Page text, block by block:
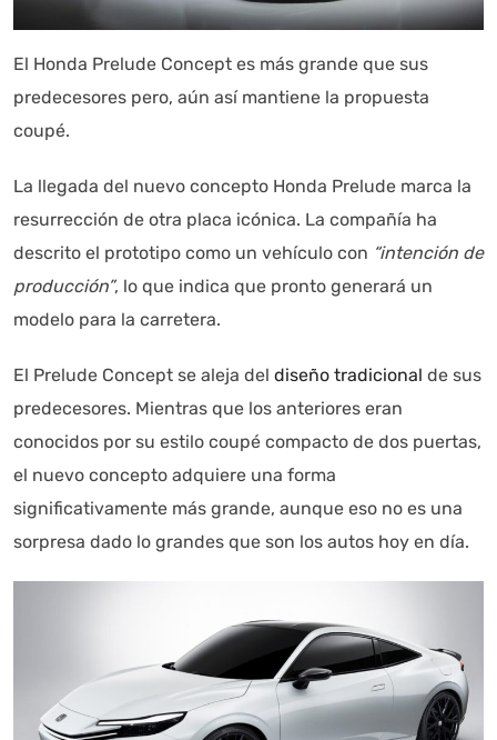
El Honda Prelude Concept es más grande que sus
predecesores pero, aún así mantiene la propuesta
coupé.
La llegada del nuevo concepto Honda Prelude marca la
resurrección de otra placa icónica. La compañía ha
descrito el prototipo como un vehículo con “intención de
producción”, lo que indica que pronto generará un
modelo para la carretera.
El Prelude Concept se aleja del diseño tradicional de sus
predecesores. Mientras que los anteriores eran
conocidos por su estilo coupé compacto de dos puertas,
el nuevo concepto adquiere una forma
significativamente más grande, aunque eso no es una
sorpresa dado lo grandes que son los autos hoy en día.
Autoanalítica IA Agente Inteligente
Estoy aquí para encontrar lo que necesitas. ¿Qué estás
información referencial que puede contener errores.
Asistente con IA en desarrollo. Autoanalítica optimiza
diariamente su exactitud."